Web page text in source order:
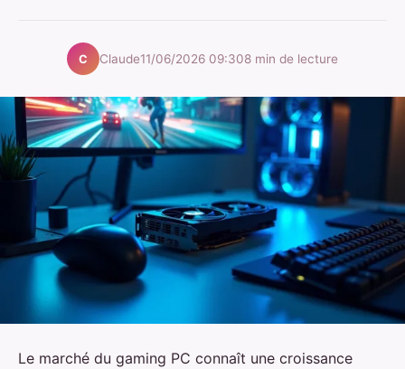
C Claude11/06/2026 09:308 min de lecture
Le marché du gaming PC connaît une croissance